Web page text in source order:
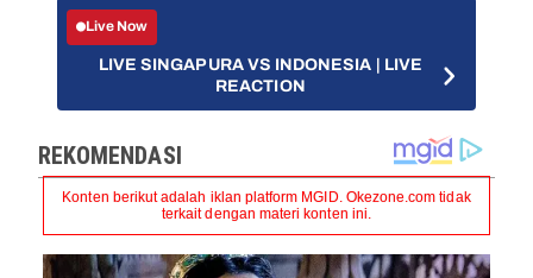
Live Now
LIVE SINGAPURA VS INDONESIA | LIVE
REACTION